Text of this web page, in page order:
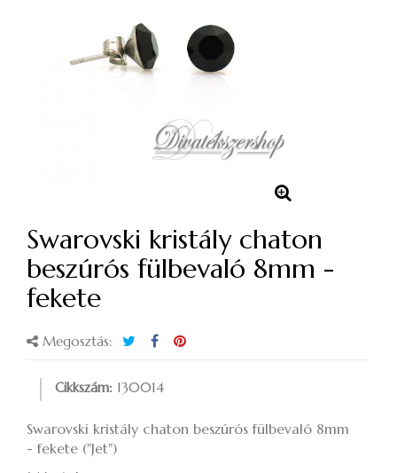
Swarovski kristály chaton
beszúrós fülbevaló 8mm -
fekete
Megosztás:
Cikkszám: 130014
Swarovski kristály chaton beszúrós fülbevaló 8mm
- fekete ("Jet")